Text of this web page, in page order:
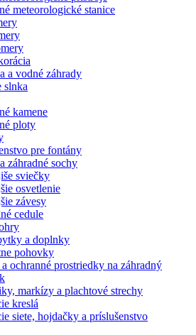
meteorologické stanice
a vodné záhrady
slnka
kamene
ploty
pre fontány
záhradné sochy
sviečky
osvetlenie
závesy
cedule
a doplnky
pohovky
ochranné prostriedky na záhradný
markízy a plachtové strechy
kreslá
siete, hojdačky a príslušenstvo